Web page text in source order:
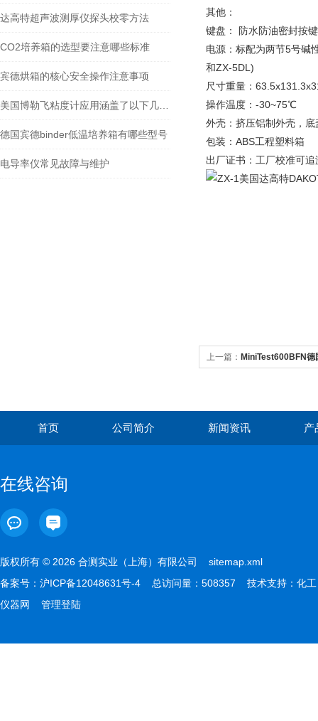
达高特超声波测厚仪探头校零方法
CO2培养箱的选型要注意哪些标准
宾德烘箱的核心安全操作注意事项
德国宾德binder低温培养箱有哪些型号
电导率仪常见故障与维护
其他：
键盘： 防水防油密封按
电源：标配为两节5号碱
和ZX-5DL)
尺寸重量：
操作温度：-30~75℃
外壳：挤压铝制外壳，
包装：ABS工程塑料箱
出厂证书：工厂校准可
上一篇： MiniTest600BFN德
首页 公司简介 新闻资讯 产
在线咨询
版权所有 © 2026 合测实业（上海）有限公司 sitemap.xml
备案号： 沪ICP备12048631号-4 总访问量：508357 技术支持： 化工
仪器网
管理登陆